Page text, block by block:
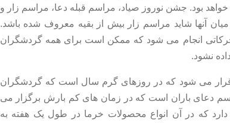
بود. جشن نوروز صیاد، مراسم قبله دعا، مراسم زار و
آنها شاید مراسم زار بیش از بقیه معروف شده باشد.
انجام می شود که ممکن است برای همه گردشگران
نشود.
می شود که در روزهای گرم سال است که گردشگران
دعای باران است که در زمان های کم بارش برگزار می
که در آن انواع محصولات خرما در طول یک هفته به